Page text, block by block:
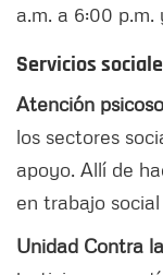
a.m. a 6:00 p.m.
Servicios
Atención
los sectores
apoyo. Allí de
en trabajo
Unidad Contra